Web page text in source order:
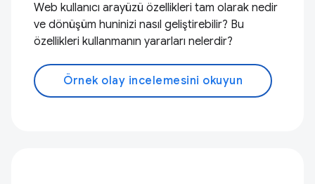
Web kullanıcı arayüzü özellikleri tam olarak nedir
ve dönüşüm huninizi nasıl geliştirebilir? Bu
özellikleri kullanmanın yararları nelerdir?
Örnek olay incelemesini okuyun